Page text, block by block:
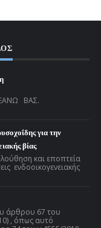
μας
ΒΑΣ.
για την
βίας
και εποπτεία
ενδοοικογενειακής
άρθρου 67 του
, όπως αυτό